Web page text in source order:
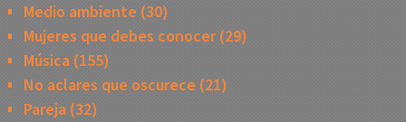
Medio ambiente (30)
Mujeres que debes conocer(29)
Música(155)
No aclares que oscurece (21)
Pareja(32)